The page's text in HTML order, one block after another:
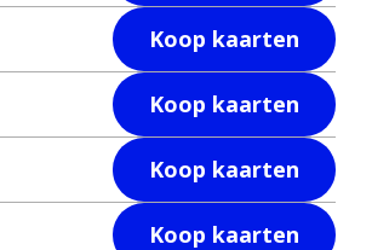
Koop kaarten
Koop kaarten
Koop kaarten
Koop kaarten